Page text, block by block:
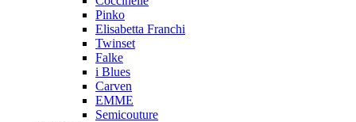
Pinko
Elisabetta Franchi
Twinset
Falke
i Blues
Carven
EMME
Semicouture